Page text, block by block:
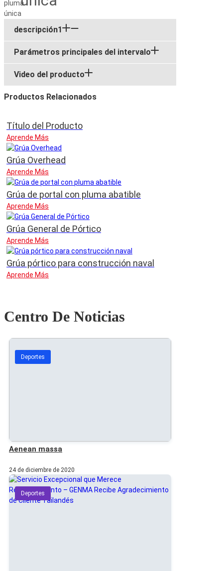
descripción1
Parámetros principales del intervalo
Video del producto
Productos Relacionados
Título del Producto
Aprende Más
Grúa Overhead
Aprende Más
Grúa de portal con pluma abatible
Aprende Más
Grúa General de Pórtico
Aprende Más
Grúa pórtico para construcción naval
Aprende Más
Centro De Noticias
Deportes
Aenean massa
24 de diciembre de 2020
Deportes